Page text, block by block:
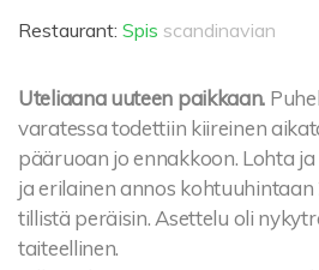
Restaurant: Spis scandinavian
Uteliaana uuteen paikkaan.
varatessa todettiin kiireinen
pääruoan jo ennakkoon. Lohta
ja erilainen annos kohtuuhintaan
tillistä peräisin. Asettelu oli
taiteellinen.